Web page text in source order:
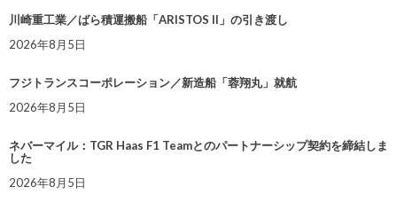
川崎重工業／ばら積運搬船「ARISTOS II」の引き渡し
2026年8月5日
フジトランスコーポレーション／新造船「蓉翔丸」就航
2026年8月5日
ネバーマイル：TGR Haas F1 Teamとのパートナーシップ契約を締結しま
した
2026年8月5日